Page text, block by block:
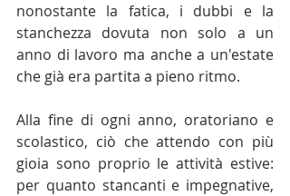
nonostante la fatica, i dubbi e la
stanchezza dovuta non solo a un
anno di lavoro ma anche a un'estate
che già era partita a pieno ritmo.
Alla fine di ogni anno, oratoriano e
scolastico, ciò che attendo con più
gioia sono proprio le attività estive:
per quanto stancanti e impegnative,